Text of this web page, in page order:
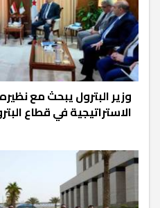
وزير البترول يبحث مع
الاستراتيجية في قطاع